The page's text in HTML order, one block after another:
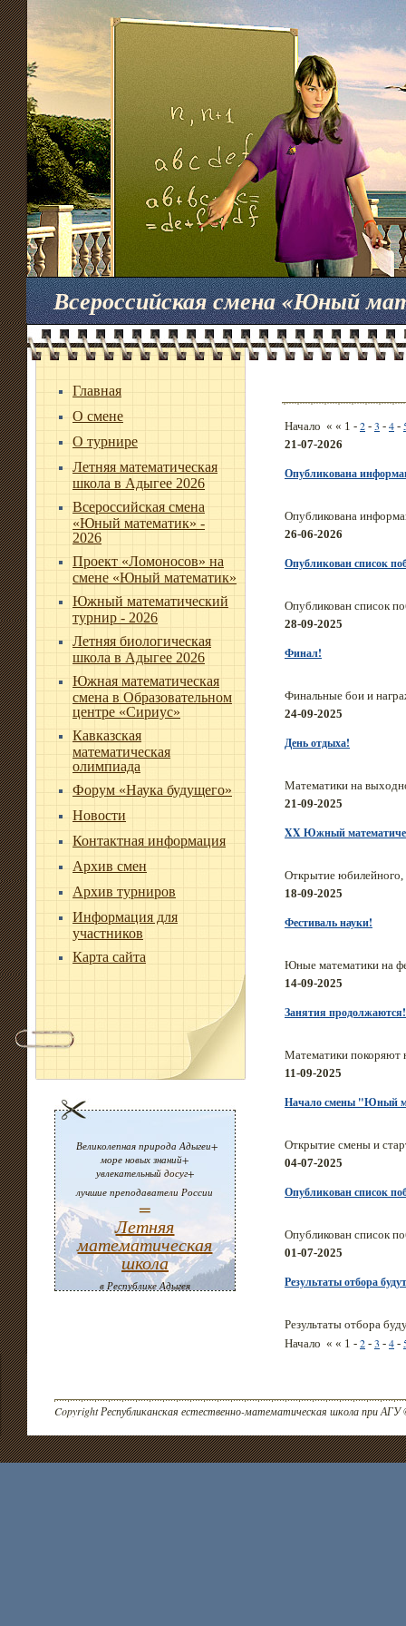
Всероссийская смена «Юный
Главная
О смене
О турнире
Летняя математическая
школа в Адыгее 2026
Всероссийская смена
«Юный математик» -
2026
Проект «Ломоносов» на
смене «Юный математик»
Южный математический
турнир - 2026
Летняя биологическая
школа в Адыгее 2026
Южная математическая
смена в Образовательном
центре «Сириус»
Кавказская
математическая
олимпиада
Форум «Наука будущего»
Новости
Контактная информация
Архив смен
Архив турниров
Информация для
участников
Карта сайта
Великолепная природа Адыгеи+
море новых знаний+
увлекательный досуг+
лучшие преподаватели России
=
Летняя
математическая
школа
в Республике Адыгея
Начало « « 1 - 2 - 3 - 4 -
21-07-2026
Опубликована
Опубликована
26-06-2026
Опубликован список
Опубликован список
28-09-2025
Финал!
Финальные бои и
24-09-2025
День отдыха!
Математики на
21-09-2025
XX Южный
Открытие
18-09-2025
Фестиваль науки!
Юные математики на
14-09-2025
Занятия продолжаются!
Математики
11-09-2025
Начало смены "Юный
Открытие смены и
04-07-2025
Опубликован список
Опубликован список
01-07-2025
Результаты отбора
Результаты отбора
Начало « « 1 - 2 - 3 - 4 -
Copyright Республиканская естественно-математическая школа при АГУ